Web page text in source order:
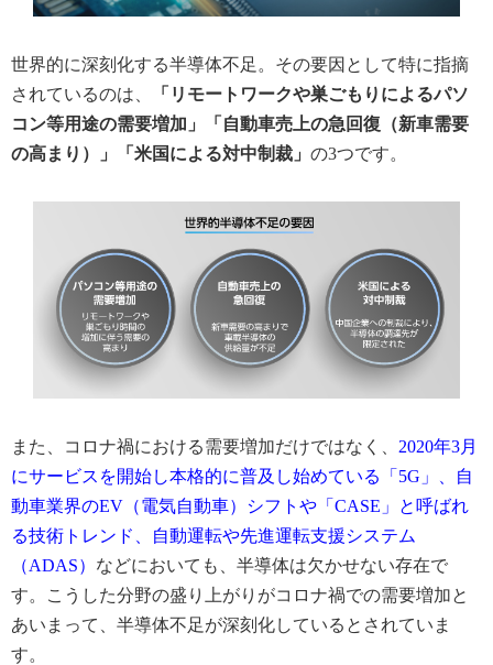
世界的に深刻化する半導体不足。その要因として特に指摘
されているのは、
「リモートワークや巣ごもりによるパソ
コン等用途の需要増加」「自動車売上の急回復（新車需要
の高まり）」「米国による対中制裁」 の3つです。
また、コロナ禍における需要増加だけではなく、 2020年3月
にサービスを開始し本格的に普及し始めている「5G」、自
動車業界のEV（電気自動車）シフトや「CASE」と呼ばれ
る技術トレンド、自動運転や先進運転支援システム
（ADAS） などにおいても、半導体は欠かせない存在で
す。こうした分野の盛り上がりがコロナ禍での需要増加と
あいまって、半導体不足が深刻化しているとされていま
す。